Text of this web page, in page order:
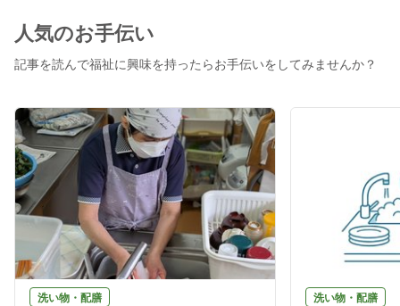
人気のお手伝い
記事を読んで福祉に興味を持ったらお手伝いをしてみませんか？
洗い物・配膳 洗い物・配膳